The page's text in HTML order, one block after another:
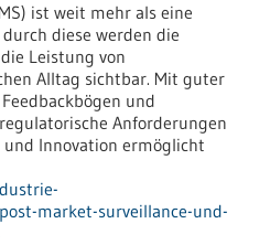
ist weit mehr als eine
diese werden die
Leistung von
Alltag sichtbar. Mit guter
und
Anforderungen
Innovation ermöglicht
market-surveillance-und-